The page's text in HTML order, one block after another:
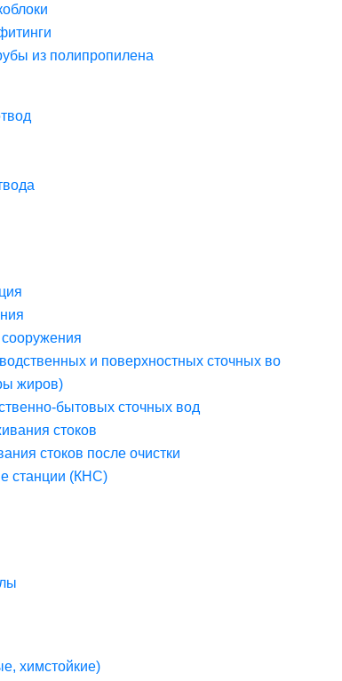
из полипропилена
и поверхностных сточных во
жиров)
бытовых сточных вод
стоков
стоков после очистки
станции (КНС)
химстойкие)